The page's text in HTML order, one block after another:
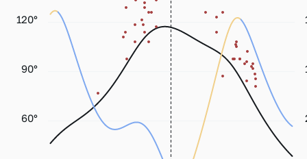
60°
90°
120°